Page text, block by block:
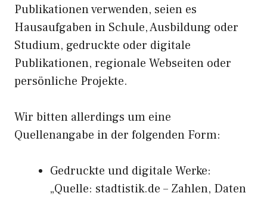
Publikationen verwenden, seien es
Hausaufgaben in Schule, Ausbildung oder
Studium, gedruckte oder digitale
Publikationen, regionale Webseiten oder
persönliche Projekte.
Wir bitten allerdings um eine
Quellenangabe in der folgenden Form:
Gedruckte und digitale Werke:
„Quelle: stadtistik.de – Zahlen, Daten